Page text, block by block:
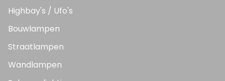
Highbay's / Ufo's
Bouwlampen
Straatlampen
Wandlampen